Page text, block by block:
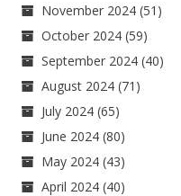
November 2024 (51)
October 2024 (59)
September 2024 (40)
August 2024 (71)
July 2024 (65)
June 2024 (80)
May 2024 (43)
April 2024 (40)